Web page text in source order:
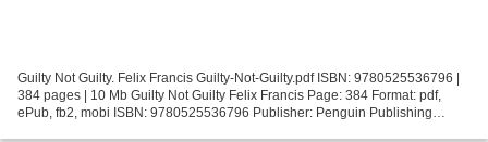
Guilty Not Guilty. Felix Francis Guilty-Not-Guilty.pdf ISBN: 9780525536796 |
384 pages | 10 Mb Guilty Not Guilty Felix Francis Page: 384 Format: pdf,
ePub, fb2, mobi ISBN: 9780525536796 Publisher: Penguin Publishing